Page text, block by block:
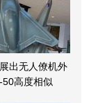
出无人僚机外
高度相似